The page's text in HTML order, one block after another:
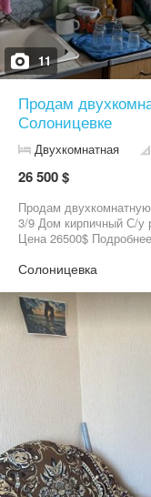
11
Продам
Солоницевке
Двухкомнатная
26 500 $
Продам
3/9 Дом кирпичный С/у
Цена 26500$
Солоницевка